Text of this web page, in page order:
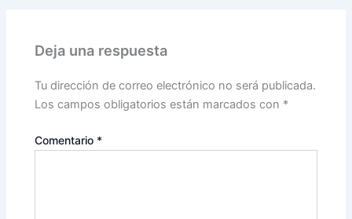
Deja una respuesta
Tu dirección de correo electrónico no será publicada.
Los campos obligatorios están marcados con *
Comentario *